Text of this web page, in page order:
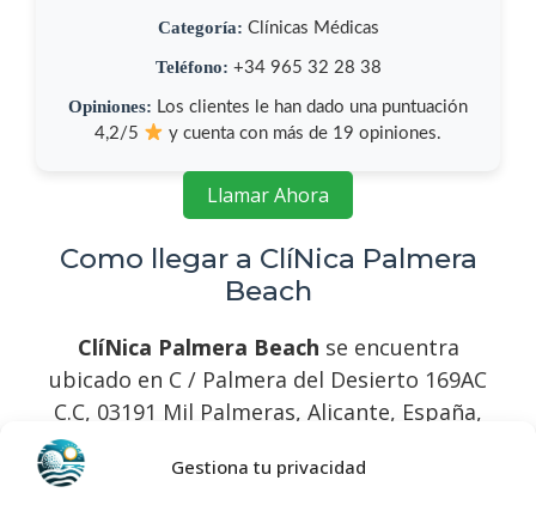
Gestiona tu privacidad
Categoría: Clínicas Médicas
Teléfono: +34 965 32 28 38
Opiniones: Los clientes le han dado una puntuación
4,2/5
y cuenta con más de 19 opiniones.
Llamar Ahora
Como llegar a ClíNica Palmera
Beach
ClíNica Palmera Beach se encuentra
ubicado en C / Palmera del Desierto 169AC
C.C, 03191 Mil Palmeras, Alicante, España,
utiliza el siguiente
fácilmente: